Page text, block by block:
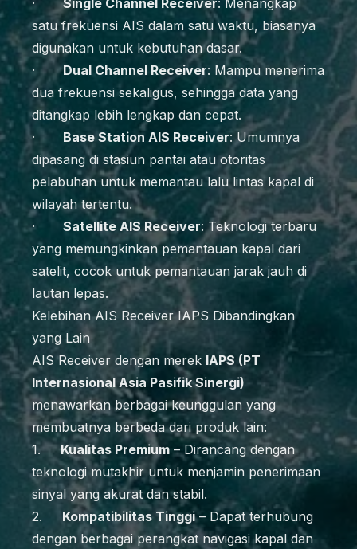
·Single Channel Receiver: Menangkap
satu frekuensi AIS dalam satu waktu, biasanya
digunakan untuk kebutuhan dasar.
·Dual Channel Receiver: Mampu menerima
dua frekuensi sekaligus, sehingga data yang
ditangkap lebih lengkap dan cepat.
· Base Station AIS Receiver: Umumnya
dipasang di stasiun pantai atau otoritas
pelabuhan untuk memantau lalu lintas kapal di
wilayah tertentu.
· Satellite AIS Receiver: Teknologi terbaru
yang memungkinkan pemantauan kapal dari
satelit, cocok untuk pemantauan jarak jauh di
lautan lepas.
Kelebihan AIS Receiver IAPS Dibandingkan
yang Lain
AIS Receiver dengan merek IAPS (PT
Internasional Asia Pasifik Sinergi)
menawarkan berbagai keunggulan yang
membuatnya berbeda dari produk lain:
1.Kualitas Premium – Dirancang dengan
teknologi mutakhir untuk menjamin penerimaan
sinyal yang akurat dan stabil.
2. Kompatibilitas Tinggi– Dapat terhubung
dengan berbagai perangkat navigasi kapal dan